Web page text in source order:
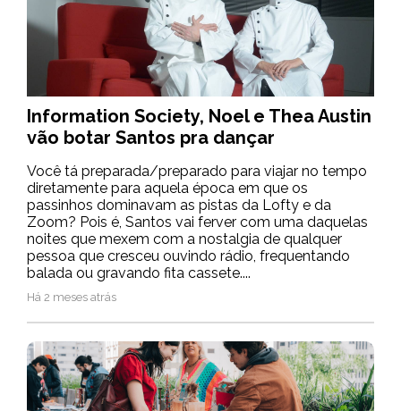
Information Society, Noel e Thea Austin
vão botar Santos pra dançar
Você tá preparada/preparado para viajar no tempo
diretamente para aquela época em que os
passinhos dominavam as pistas da Lofty e da
Zoom? Pois é, Santos vai ferver com uma daquelas
noites que mexem com a nostalgia de qualquer
pessoa que cresceu ouvindo rádio, frequentando
balada ou gravando fita cassete....
Há 2 meses atrás